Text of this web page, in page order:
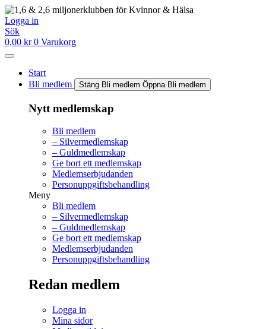
Hoppa
till
innehåll
Logga in
Sök
0,00 kr 0 Varukorg
Start
Bli medlem
Stäng Bli medlem Öppna Bli medlem
Nytt medlemskap
Bli medlem
– Silvermedlemskap
– Guldmedlemskap
Ge bort ett medlemskap
Medlemserbjudanden
Personuppgiftsbehandling
Meny
Bli medlem
– Silvermedlemskap
– Guldmedlemskap
Ge bort ett medlemskap
Medlemserbjudanden
Personuppgiftsbehandling
Redan medlem
Logga in
Mina sidor